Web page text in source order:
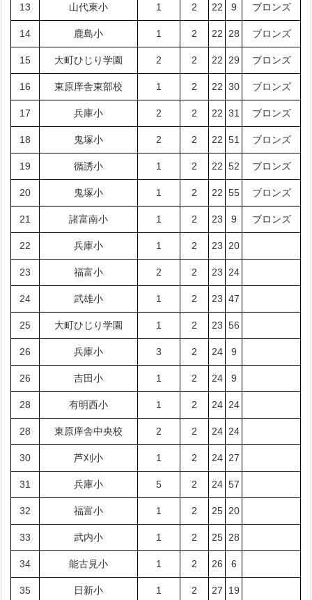
13 山代東小 1 2 22 9 ブロンズ
14 鹿島小 1 2 22 28 ブロンズ
15 大町ひじり学園 2 2 22 29 ブロンズ
16 東原庠舎東部校 1 2 22 30 ブロンズ
17 兵庫小 2 2 22 31 ブロンズ
18 鬼塚小 2 2 22 51 ブロンズ
19 循誘小 1 2 22 52 ブロンズ
20 鬼塚小 1 2 22 55 ブロンズ
21 諸富南小 1 2 23 9 ブロンズ
22 兵庫小 1 2 23 20
23 福富小 2 2 23 24
24 武雄小 1 2 23 47
25 大町ひじり学園 1 2 23 56
26 兵庫小 3 2 24 9
26 吉田小 1 2 24 9
28 有明西小 1 2 24 24
28 東原庠舎中央校 2 2 24 24
30 芦刈小 1 2 24 27
31 兵庫小 5 2 24 57
32 福富小 1 2 25 20
33 武内小 1 2 25 28
34 能古見小 1 2 26 6
35 日新小 1 2 27 19